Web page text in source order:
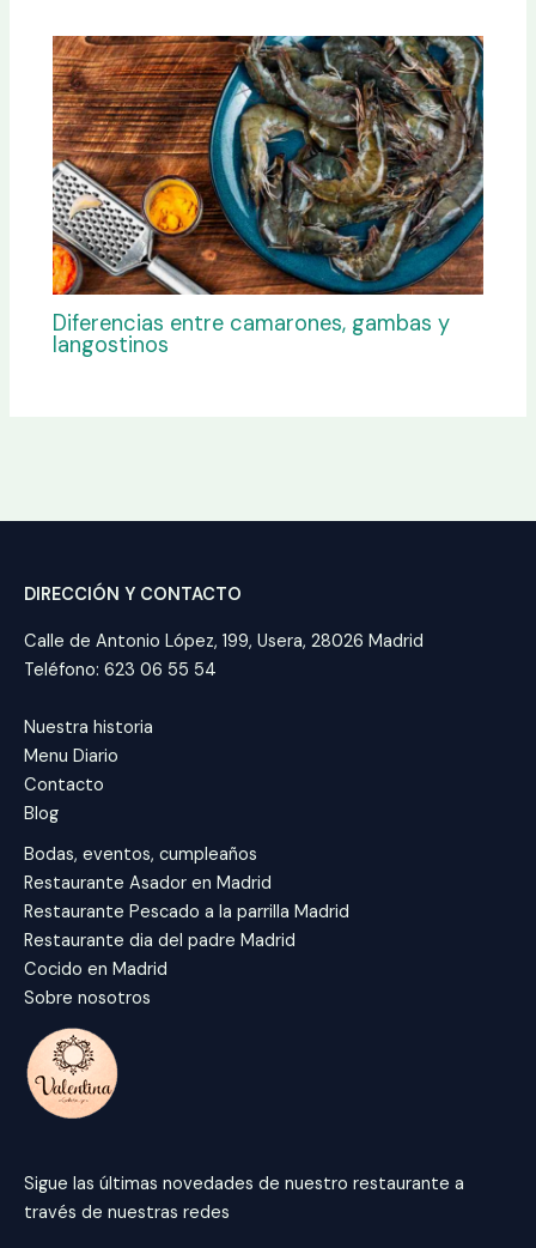
Diferencias entre camarones, gambas y
langostinos
DIRECCIÓN Y CONTACTO
Calle de Antonio López, 199, Usera, 28026 Madrid
Teléfono: 623 06 55 54
Nuestra historia
Menu Diario
Contacto
Blog
Bodas, eventos, cumpleaños
Restaurante Asador en Madrid
Restaurante Pescado a la parrilla Madrid
Restaurante dia del padre Madrid
Cocido en Madrid
Sobre nosotros
Sigue las últimas novedades de nuestro restaurante a
través de nuestras redes